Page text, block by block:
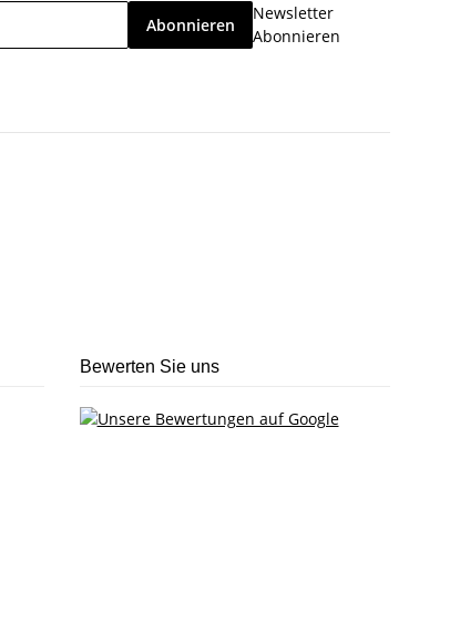
Abonnieren
Newsletter
Abonnieren
Bewerten Sie uns